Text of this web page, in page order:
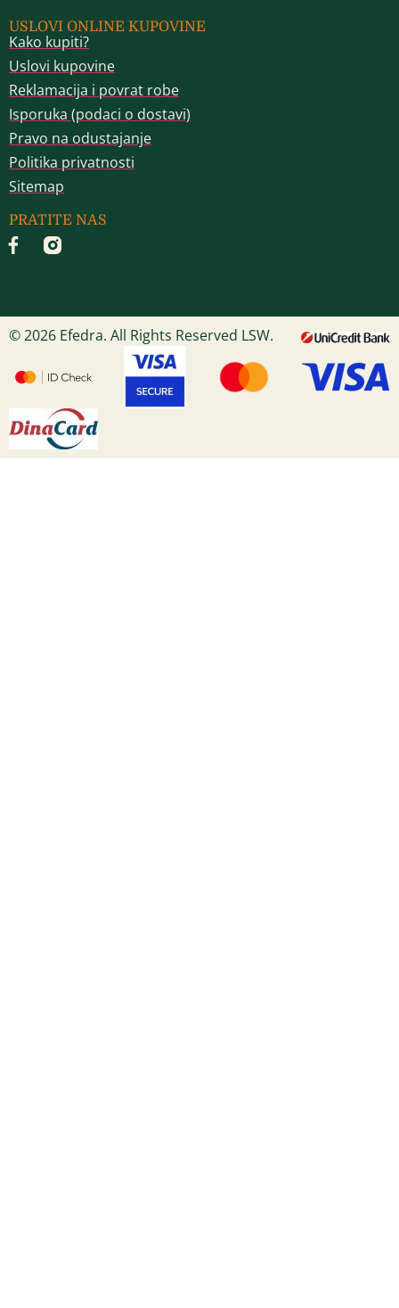
USLOVI ONLINE KUPOVINE
Kako kupiti?
Uslovi kupovine
Reklamacija i povrat robe
Isporuka (podaci o dostavi)
Pravo na odustajanje
Politika privatnosti
Sitemap
PRATITE NAS
© 2026 Efedra. All Rights Reserved LSW.